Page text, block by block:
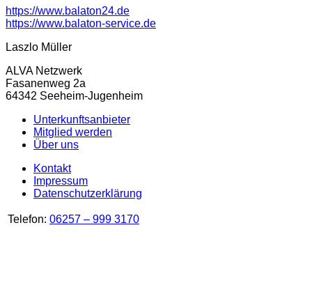
https://www.balaton24.de
https://www.balaton-service.de
Laszlo Müller
ALVA Netzwerk
Fasanenweg 2a
64342 Seeheim-Jugenheim
Unterkunftsanbieter
Mitglied werden
Über uns
Kontakt
Impressum
Datenschutzerklärung
Telefon: 06257 – 999 3170